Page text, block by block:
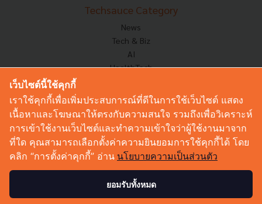
Techsauce Category
News
Tech & Biz
AI
HealthTech
Corp Innov
Saucy Thoughts
Based On
Sustainable
Videos
Podcast
เว็บไซต์นี้ใช้คุกกี้
เราใช้คุกกี้เพื่อเพิ่มประสบการณ์ที่ดีในการใช้เว็บไซต์ แสดง
เนื้อหาและโฆษณาให้ตรงกับความสนใจ รวมถึงเพื่อวิเคราะห์
การเข้าใช้งานเว็บไซต์และทำความเข้าใจว่าผู้ใช้งานมาจาก
ที่ใด คุณสามารถเลือกตั้งค่าความยินยอมการใช้คุกกี้ได้ โดย
คลิก “การตั้งค่าคุกกี้” อ่าน นโยบายความเป็นส่วนตัว
ยอมรับทั้งหมด